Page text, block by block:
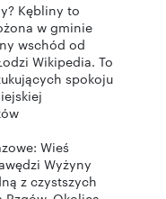
Kębliny to
w gminie
wschód od
Wikipedia. To
spokoju
Wieś
Wyżyny
z czystszych